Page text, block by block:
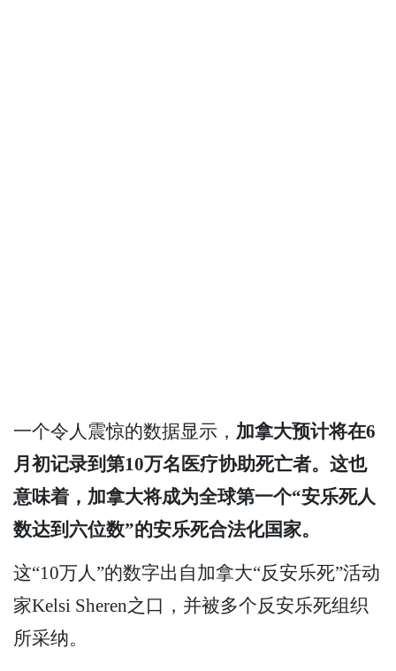
一个令人震惊的数据显示， 加拿大预计将在6
月初记录到第10万名医疗协助死亡者。这也
意味着，加拿大将成为全球第一个“安乐死人
数达到六位数”的安乐死合法化国家。
这“10万人”的数字出自加拿大“反安乐死”活动
家Kelsi Sheren之口，并被多个反安乐死组织
所采纳。